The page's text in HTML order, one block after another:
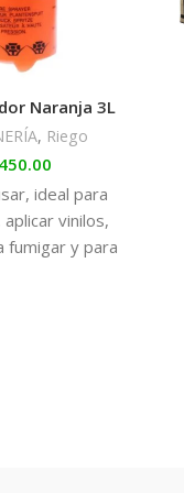
Naranja 3L
, Riego
450.00
ideal para
vinilos,
fumigar y para